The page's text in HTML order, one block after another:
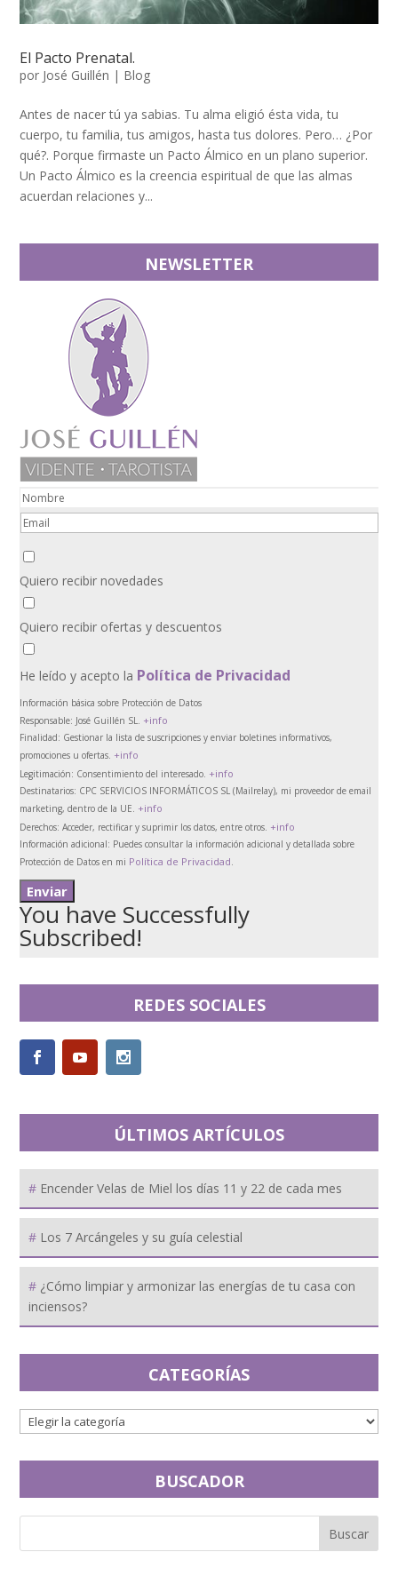
El Pacto Prenatal.
por José Guillén | Blog
Antes de nacer tú ya sabias. Tu alma eligió ésta vida, tu
cuerpo, tu familia, tus amigos, hasta tus dolores. Pero… ¿Por
qué?. Porque firmaste un Pacto Álmico en un plano superior.
Un Pacto Álmico es la creencia espiritual de que las almas
acuerdan relaciones y...
NEWSLETTER
Quiero recibir novedades
Quiero recibir ofertas y descuentos
He leído y acepto la Política de Privacidad
Información básica sobre Protección de Datos
Responsable: José Guillén SL. +info
Finalidad: Gestionar la lista de suscripciones y enviar boletines informativos,
promociones u ofertas. +info
Legitimación: Consentimiento del interesado. +info
Destinatarios: CPC SERVICIOS INFORMÁTICOS SL (Mailrelay), mi proveedor de email
marketing, dentro de la UE. +info
Derechos: Acceder, rectificar y suprimir los datos, entre otros. +info
Información adicional: Puedes consultar la información adicional y detallada sobre
Protección de Datos en mi Política de Privacidad
You have Successfully
Subscribed!
REDES SOCIALES
ÚLTIMOS ARTÍCULOS
Encender Velas de Miel los días 11 y 22 de cada mes
Los 7 Arcángeles y su guía celestial
¿Cómo limpiar y armonizar las energías de tu casa con
inciensos?
CATEGORÍAS
BUSCADOR